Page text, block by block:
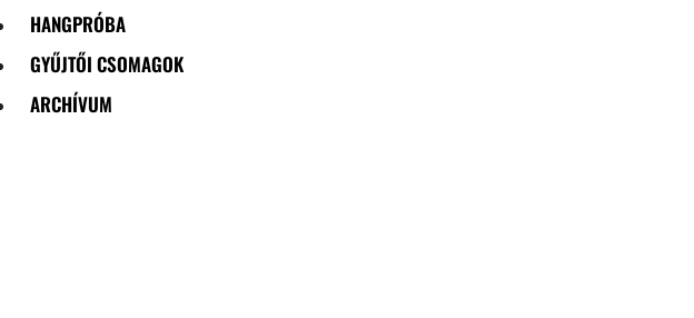
HANGPRÓBA
GYŰJTŐI CSOMAGOK
ARCHÍVUM